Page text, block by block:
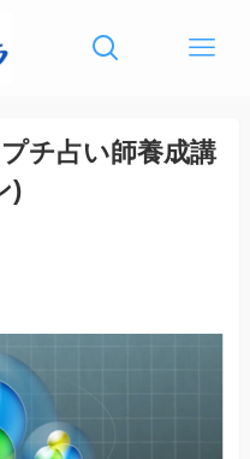
プチ占い師養成講
)